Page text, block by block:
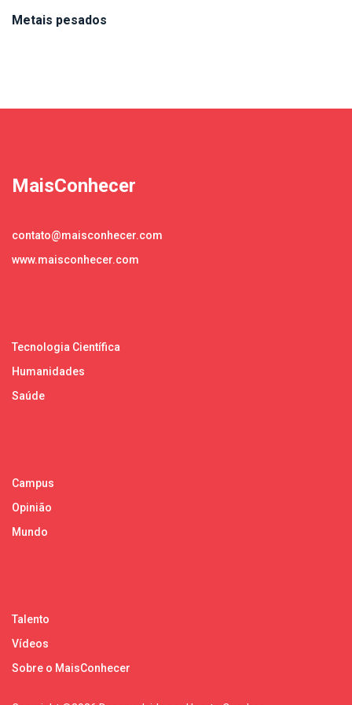
Metais pesados
MaisConhecer
contato@maisconhecer.com
www.maisconhecer.com
Tecnologia Científica
Humanidades
Saúde
Campus
Opinião
Mundo
Talento
Vídeos
Sobre o MaisConhecer